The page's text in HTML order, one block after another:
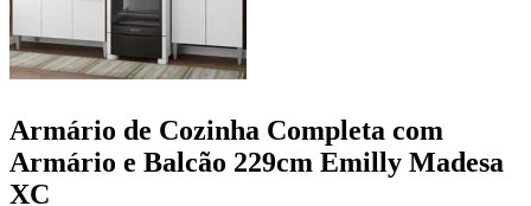
Armário de Cozinha Completa com
Armário e Balcão 229cm Emilly Madesa
XC